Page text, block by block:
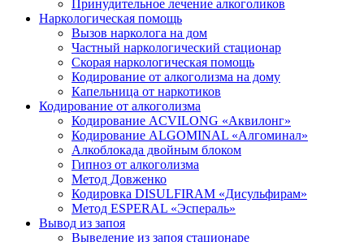
Принудительное лечение алкоголиков
Наркологическая помощь
Вызов нарколога на дом
Частный наркологический стационар
Скорая наркологическая помощь
Кодирование от алкоголизма на дому
Капельница от наркотиков
Кодирование от алкоголизма
Кодирование ACVILONG «Аквилонг»
Кодирование ALGOMINAL «Алгоминал»
Алкоблокада двойным блоком
Гипноз от алкоголизма
Метод Довженко
Кодировка DISULFIRAM «Дисульфирам»
Метод ESPERAL «Эспераль»
Вывод из запоя
Выведение из запоя стационаре